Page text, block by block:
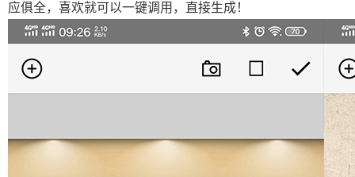
应俱全，喜欢就可以一键调用，直接生成！